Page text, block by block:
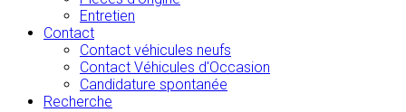
Entretien
Contact
Contact véhicules neufs
Contact Véhicules d'Occasion
Candidature spontanée
Recherche